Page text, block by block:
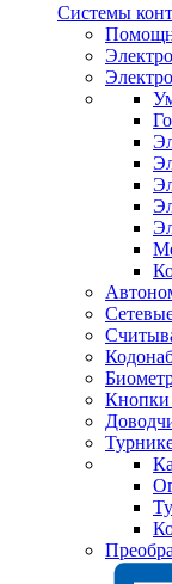
Системы
Кнопки